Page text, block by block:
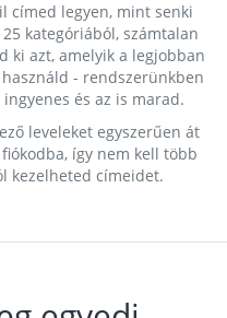
címed legyen, mint senki
kategóriából, számtalan
ki azt, amelyik a legjobban
- rendszerünkben
és az is marad.
leveleket egyszerűen át
így nem kell több
kezelheted címeidet.